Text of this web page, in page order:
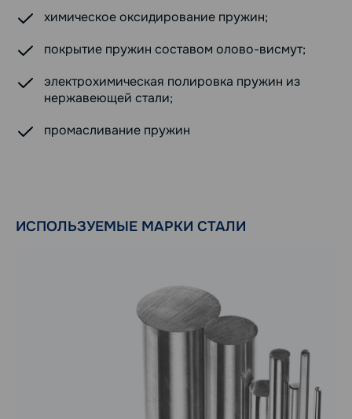
химическое оксидирование пружин;
покрытие пружин составом олово-висмут;
электрохимическая полировка пружин из
нержавеющей стали;
промасливание пружин
ИСПОЛЬЗУЕМЫЕ МАРКИ СТАЛИ